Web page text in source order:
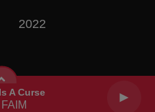
A Curse
2022